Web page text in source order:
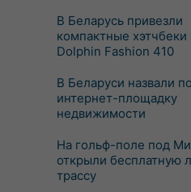
В Беларусь привезли
компактные хэтчбеки
Dolphin Fashion 410
В Беларуси назвали
интернет-площадку
недвижимости
На гольф-поле под
открыли бесплатную
трассу